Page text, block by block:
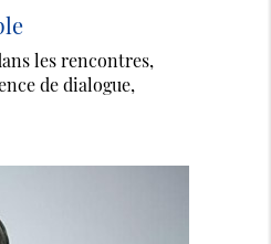
les rencontres,
de dialogue,